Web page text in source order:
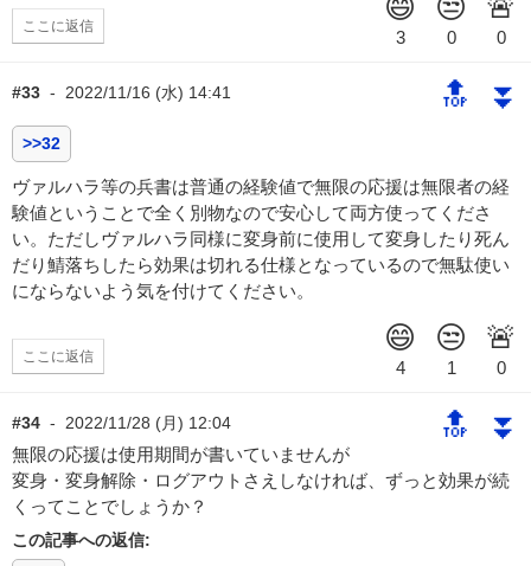
ここに返信
#33 - 2022/11/16 (水) 14:41 🔝 ⏬
>>32
ヴァルハラ等の兵書は普通の経験値で無限の応援は無限者の経
験値ということで全く別物なので安心して両方使ってくださ
い。ただしヴァルハラ同様に変身前に使用して変身したり死ん
だり鯖落ちしたら効果は切れる仕様となっているので無駄使い
にならないよう気を付けてください。
ここに返信
#34 - 2022/11/28 (月) 12:04 🔝 ⏬
無限の応援は使用期間が書いていませんが
変身・変身解除・ログアウトさえしなければ、ずっと効果が続
くってことでしょうか？
この記事への返信: